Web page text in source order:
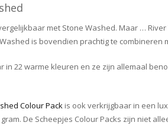
met Stone Washed. Maar …
is bovendien prachtig te combineren
in 22 warme kleuren en ze zijn allemaal
Colour Pack is ook verkrijgbaar in een
De Scheepjes Colour Packs zijn niet